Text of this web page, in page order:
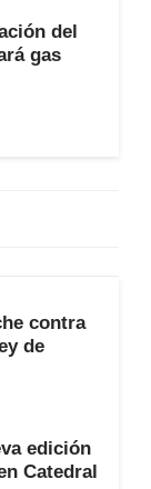
del
gas
contra
de
edición
Catedral